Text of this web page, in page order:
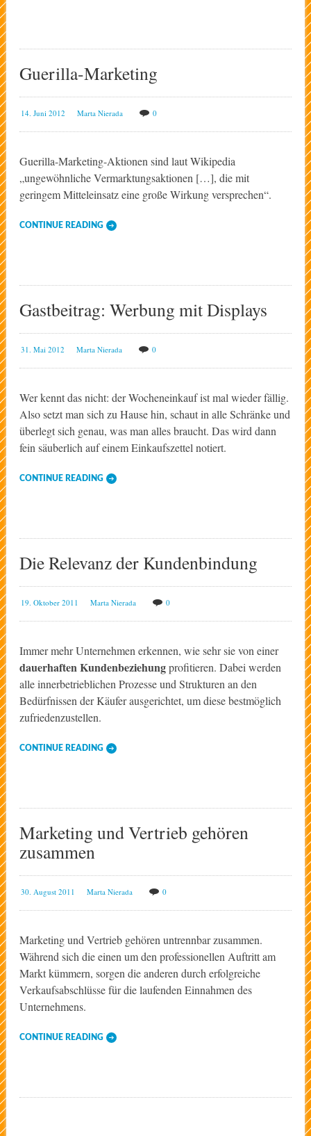
Guerilla-Marketing
14. Juni 2012 Marta Nierada 0
Guerilla-Marketing-Aktionen sind laut Wikipedia
„ungewöhnliche Vermarktungsaktionen […], die mit
geringem Mitteleinsatz eine große Wirkung versprechen“.
CONTINUE READING
Gastbeitrag: Werbung mit Displays
31. Mai 2012 Marta Nierada 0
Wer kennt das nicht: der Wocheneinkauf ist mal wieder fällig.
Also setzt man sich zu Hause hin, schaut in alle Schränke und
überlegt sich genau, was man alles braucht. Das wird dann
fein säuberlich auf einem Einkaufszettel notiert.
CONTINUE READING
Die Relevanz der Kundenbindung
19. Oktober 2011 Marta Nierada 0
Immer mehr Unternehmen erkennen, wie sehr sie von einer
dauerhaften Kundenbeziehungprofitieren. Dabei werden
alle innerbetrieblichen Prozesse und Strukturen an den
Bedürfnissen der Käufer ausgerichtet, um diese bestmöglich
zufriedenzustellen.
CONTINUE READING
Marketing und Vertrieb gehören
zusammen
30. August 2011 Marta Nierada 0
Marketing und Vertrieb gehören untrennbar zusammen.
Während sich die einen um den professionellen Auftritt am
Markt kümmern, sorgen die anderen durch erfolgreiche
Verkaufsabschlüsse für die laufenden Einnahmen des
Unternehmens.
CONTINUE READING